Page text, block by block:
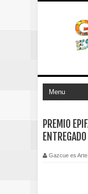
PREMIO
Gazcue es Arte